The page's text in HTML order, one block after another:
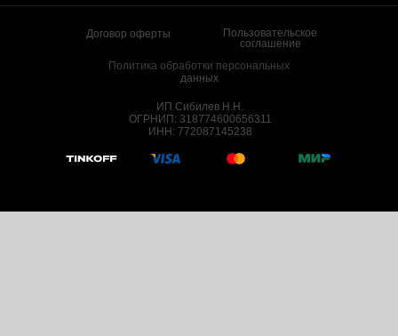
ИП Сибилев Н.Н.
ОГРНИП: 318774600656311
ИНН: 772087145238
Политика обработки персональных
данных
Договор оферты
Пользовательское
соглашение